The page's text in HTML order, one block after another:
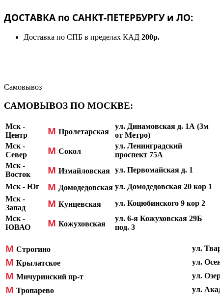
ДОСТАВКА по САНКТ-ПЕТЕРБУРГУ и ЛО:
Доставка по СПБ в пределах КАД 200р.
Самовывоз
САМОВЫВОЗ ПО МОСКВЕ:
Мск -
Центр
М Пролетарская
ул. Динамовская д. 1А (3м
от Метро)
Мск -
Север
М Сокол
ул. Ленинградский
проспект 75А
Мск -
Восток
М Измайловская ул. Первомайская д. 1
Мск - Юг
М Домодедовская ул. Домодедовская 20 кор 1
Мск -
Запад
М Кунцевская
ул. Коцюбинского 9 кор 2
Мск -
ЮВАО
М Кожуховская
ул. 6-я Кожуховская 29Б
под. 3
М Строгино ул.
М Крылатское ул.
М Мичуринский пр-т ул.
М Тропарево ул.